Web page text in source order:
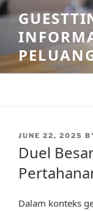
Skip
to
content
POSTED
JUNE 22, 2025
Duel
Dalam konteks